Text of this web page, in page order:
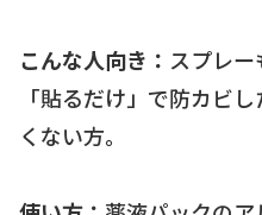
こんな人向き： スプレー
「貼るだけ」で防カビ
くない方。